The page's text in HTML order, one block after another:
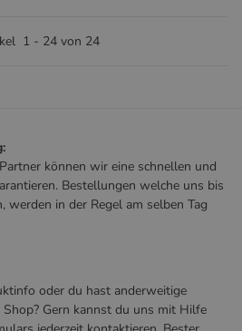
1 - 24 von 24
können wir eine schnellen und
Bestellungen welche uns bis
werden in der Regel am selben Tag
oder du hast anderweitige
Shop? Gern kannst du uns mit Hilfe